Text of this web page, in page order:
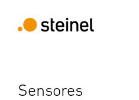
Búsqueda
Sensores